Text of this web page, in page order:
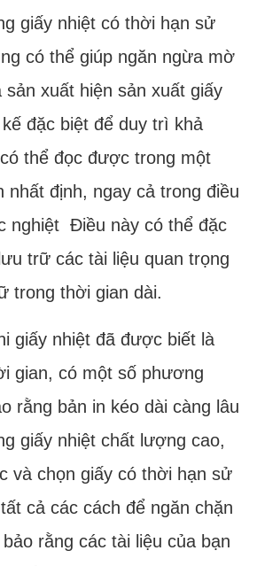
giấy nhiệt có thời hạn sử
có thể giúp ngăn ngừa mờ
xuất hiện sản xuất giấy
đặc biệt để duy trì khả
thể đọc được trong một
nhất định, ngay cả trong điều
nghiệt Điều này có thể đặc
trữ các tài liệu quan trọng
trong thời gian dài.
giấy nhiệt đã được biết là
gian, có một số phương
rằng bản in kéo dài càng lâu
giấy nhiệt chất lượng cao,
và chọn giấy có thời hạn sử
cả các cách để ngăn chặn
rằng các tài liệu của bạn